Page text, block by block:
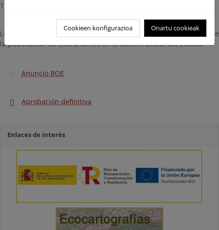
13 de julio, de la Jurisdicción Contencioso-Administrativa.
Los plazos serán contados desde el día siguiente a la práctica de
la publicación de este anuncio en el Boletín Oficial del Estado.
Anuncio BOE
Aprobación definitiva
Enlaces de interés
Cookieen konfigurazioa Onartu cookieak